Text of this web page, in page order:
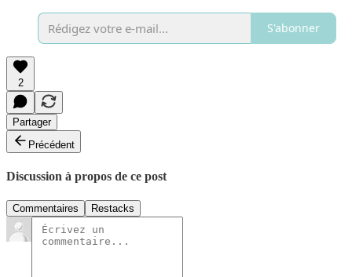
S'abonner
2
Partager
Précédent
Discussion à propos de ce post
Commentaires Restacks